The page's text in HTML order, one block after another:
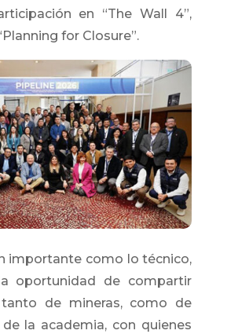
en “The Wall 4”,
for Closure”.
importante como lo técnico,
oportunidad de compartir
de mineras, como de
la academia, con quienes